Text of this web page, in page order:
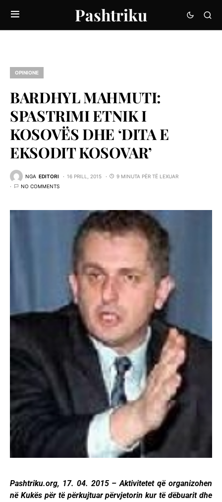
Pashtriku
OPINIONE
BARDHYL MAHMUTI:
SPASTRIMI ETNIK I
KOSOVËS DHE ‘DITA E
EKSODIT KOSOVAR’
NGA EDITORI 16 PRILL, 2015
9 MINUTA PËR TË LEXUAR
NO COMMENTS
Pashtriku.org, 17. 04. 2015 – Aktivitetet që organizohen
në Kukës për të përkujtuar përvjetorin kur të dëbuarit dhe